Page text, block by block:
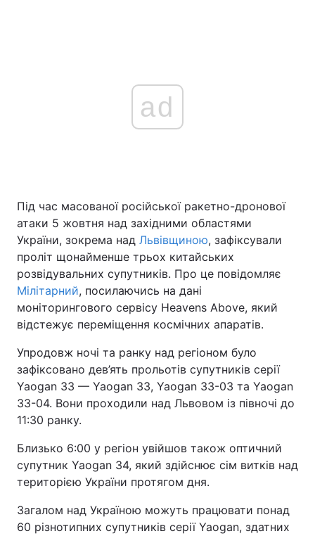
ad
Під час масованої російської ракетно-дронової
атаки 5 жовтня над західними областями
України, зокрема над Львівщиною, зафіксували
проліт щонайменше трьох китайських
розвідувальних супутників. Про це повідомляє
Мілітарний, посилаючись на дані
моніторингового сервісу Heavens Above, який
відстежує переміщення космічних апаратів.
Упродовж ночі та ранку над регіоном було
зафіксовано дев’ять прольотів супутників серії
Yaogan 33 — Yaogan 33, Yaogan 33-03 та Yaogan
33-04. Вони проходили над Львовом із півночі до
11:30 ранку.
Близько 6:00 у регіон увійшов також оптичний
супутник Yaogan 34, який здійснює сім витків над
територією України протягом дня.
Загалом над Україною можуть працювати понад
60 різнотипних супутників серії Yaogan, здатних